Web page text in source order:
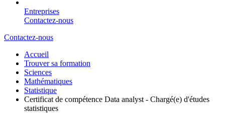
Entreprises
Contactez-nous
Contactez-nous
Accueil
Trouver sa formation
Sciences
Mathématiques
Statistique
Certificat de compétence Data analyst - Chargé(e) d'études
statistiques